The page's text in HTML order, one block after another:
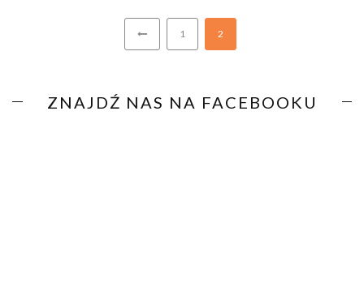
1 2
ZNAJDŹ NAS NA FACEBOOKU